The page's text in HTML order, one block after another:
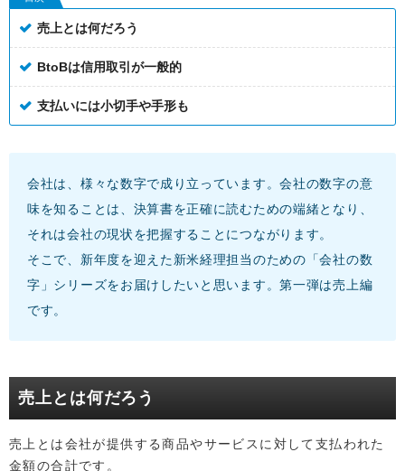
売上とは何だろう
BtoBは信用取引が一般的
支払いには小切手や手形も
会社は、様々な数字で成り立っています。会社の数字の意
味を知ることは、決算書を正確に読むための端緒となり、
それは会社の現状を把握することにつながります。
そこで、新年度を迎えた新米経理担当のための「会社の数
字」シリーズをお届けしたいと思います。第一弾は売上編
です。
売上とは何だろう
売上とは会社が提供する商品やサービスに対して支払われた
金額の合計です。